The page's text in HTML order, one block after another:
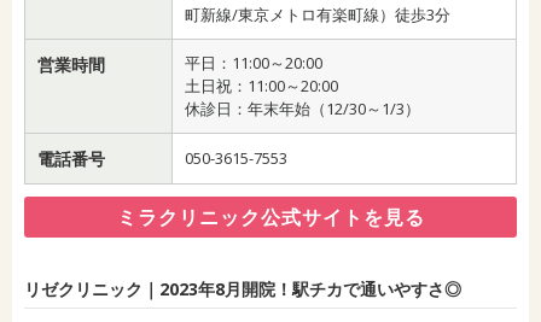
町新線/東京メトロ有楽町線）徒歩3分
営業時間
平日：11:00～20:00
土日祝：11:00～20:00
休診日：年末年始（12/30～1/3）
電話番号 050-3615-7553
ミラクリニック公式サイトを見る
リゼクリニック｜2023年8月開院！駅チカで通いやすさ◎